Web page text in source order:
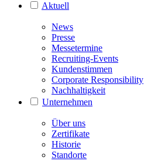
Aktuell
News
Presse
Messetermine
Recruiting-Events
Kundenstimmen
Corporate Responsibility
Nachhaltigkeit
Unternehmen
Über uns
Zertifikate
Historie
Standorte